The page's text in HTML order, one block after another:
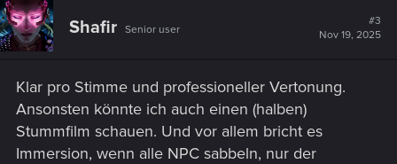
t
i
:
Shafir Senior user
#3
Nov 19, 2025
Klar pro Stimme und professioneller Vertonung.
Ansonsten könnte ich auch einen (halben)
Stummfilm schauen. Und vor allem bricht es
Immersion, wenn alle NPC sabbeln, nur der